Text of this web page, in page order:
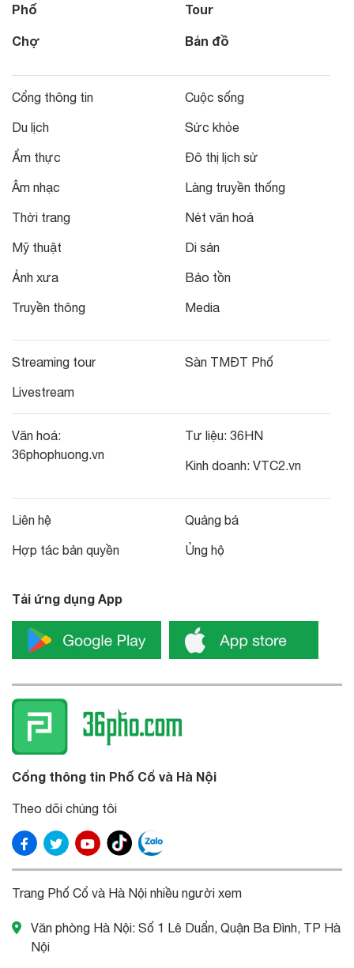
Phố
Chợ
Tour
Bản đồ
Cổng thông tin
Du lịch
Ẩm thực
Âm nhạc
Thời trang
Mỹ thuật
Ảnh xưa
Truyền thông
Cuộc sống
Sức khỏe
Đô thị lịch sử
Làng truyền thống
Nét văn hoá
Di sản
Bảo tồn
Media
Streaming tour
Livestream
Sàn TMĐT Phố
Văn hoá:
36phophuong.vn
Tư liệu: 36HN
Kinh doanh: VTC2.vn
Liên hệ
Hợp tác bản quyền
Quảng bá
Ủng hộ
Tải ứng dụng App
Cổng thông tin Phố Cổ và Hà Nội
Theo dõi chúng tôi
Trang Phố Cổ và Hà Nội nhiều người xem
Văn phòng Hà Nội: Số 1 Lê Duẩn, Quận Ba Đình, TP Hà
Nội